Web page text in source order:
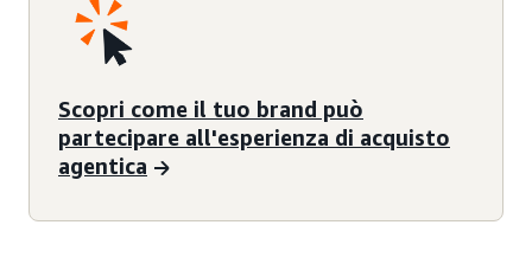
Scopri come il tuo brand può
partecipare all'esperienza di acquisto
agentica